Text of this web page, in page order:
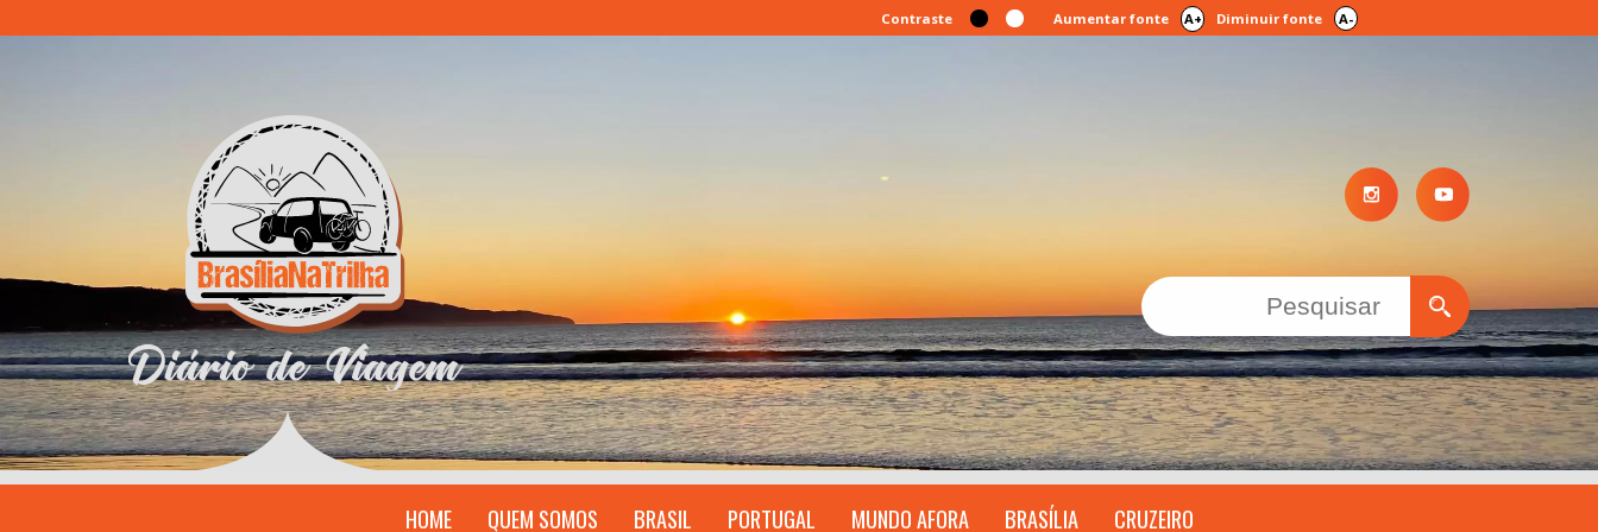
Contraste Aumentar fonte A+ Diminuir fonte A-
HOME QUEM SOMOS BRASIL PORTUGAL MUNDO AFORA BRASÍLIA CRUZEIRO